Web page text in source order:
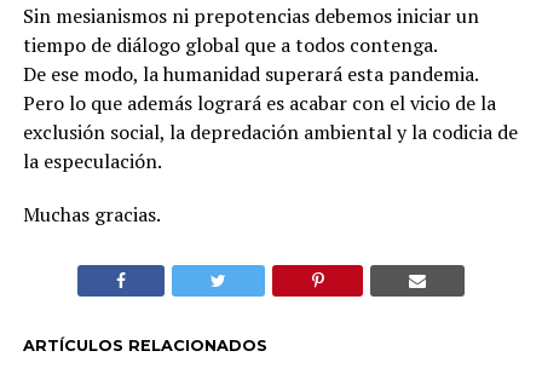
Sin mesianismos ni prepotencias debemos iniciar un
tiempo de diálogo global que a todos contenga.
De ese modo, la humanidad superará esta pandemia.
Pero lo que además logrará es acabar con el vicio de la
exclusión social, la depredación ambiental y la codicia de
la especulación.
Muchas gracias.
ARTÍCULOS RELACIONADOS